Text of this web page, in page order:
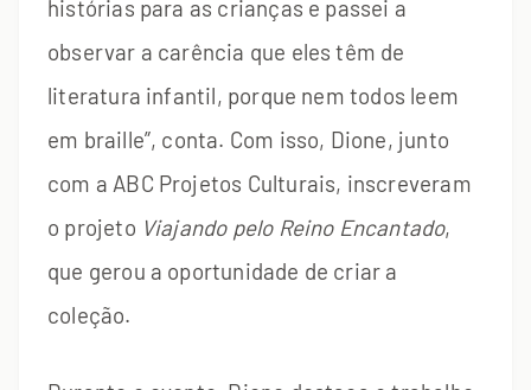
histórias para as crianças e passei a
observar a carência que eles têm de
literatura infantil, porque nem todos leem
em braille”, conta. Com isso, Dione, junto
com a ABC Projetos Culturais, inscreveram
o projeto Viajando pelo Reino Encantado,
que gerou a oportunidade de criar a
coleção.